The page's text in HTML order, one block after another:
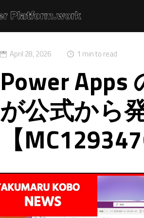
April 28, 2026 1 min to read
Power Apps
が公式から
【